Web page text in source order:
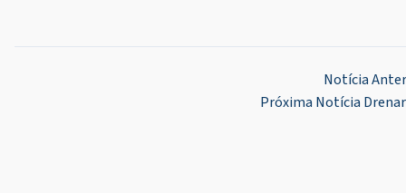
Notícia
Próxima Notícia